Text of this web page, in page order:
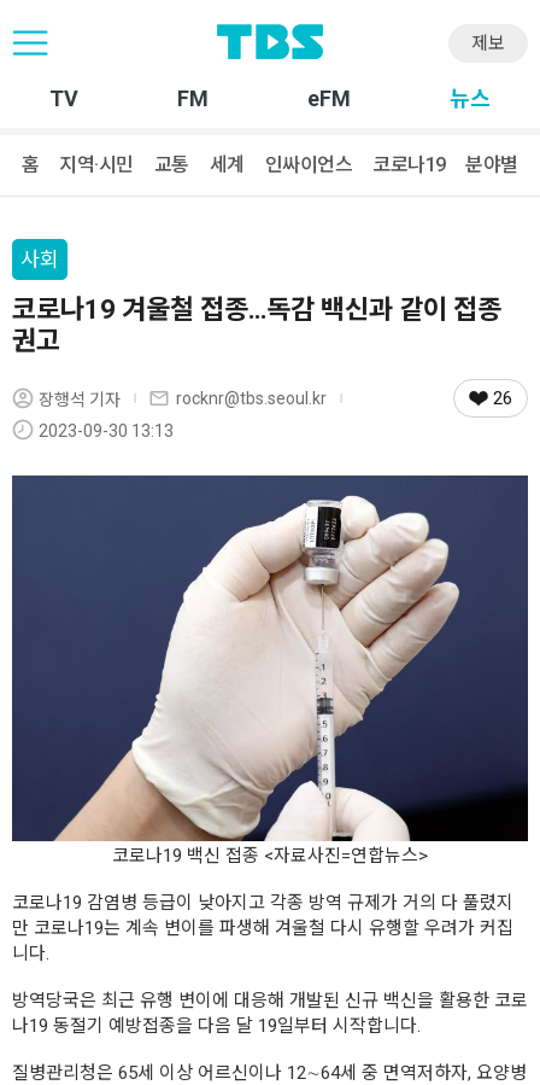
제보
TV FM eFM 뉴스
홈 지역·시민 교통 세계 인싸이언스 코로나19 분야별
사회
코로나19 겨울철 접종…독감 백신과 같이 접종
권고
장행석 기자
rocknr@tbs.seoul.kr
2023-09-30 13:13
26
코로나19 백신 접종 <자료사진=연합뉴스>
코로나19 감염병 등급이 낮아지고 각종 방역 규제가 거의 다 풀렸지
만 코로나19는 계속 변이를 파생해 겨울철 다시 유행할 우려가 커집
니다.
방역당국은 최근 유행 변이에 대응해 개발된 신규 백신을 활용한 코로
나19 동절기 예방접종을 다음 달 19일부터 시작합니다.
질병관리청은 65세 이상 어르신이나 12∼64세 중 면역저하자, 요양병